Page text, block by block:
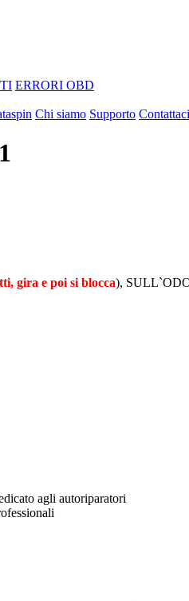
ERRORI OBD
Chi siamo Supporto Contattaci
gira e poi si blocca),
agli autoriparatori